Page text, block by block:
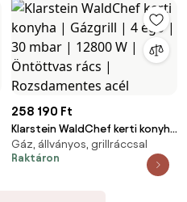
258 190 Ft
Klarstein WaldChef kerti konyha
| Gázgrill | 4 égő | 30 mbar |
12800 W | Öntöttvas rács |
Gáz, állványos, grillráccsal
Raktáron